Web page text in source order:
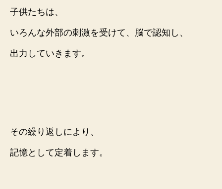
子供たちは、
いろんな外部の刺激を受けて、 脳で認知し、
出力していきます。
その繰り返しにより、
記憶として定着します。